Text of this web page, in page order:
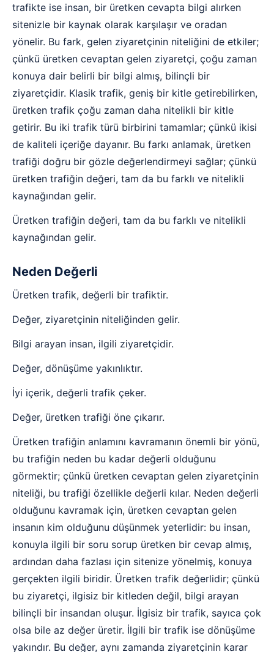
trafikte ise insan, bir üretken cevapta bilgi alırken
sitenizle bir kaynak olarak karşılaşır ve oradan
yönelir. Bu fark, gelen ziyaretçinin niteliğini de etkiler;
çünkü üretken cevaptan gelen ziyaretçi, çoğu zaman
konuya dair belirli bir bilgi almış, bilinçli bir
ziyaretçidir. Klasik trafik, geniş bir kitle getirebilirken,
üretken trafik çoğu zaman daha nitelikli bir kitle
getirir. Bu iki trafik türü birbirini tamamlar; çünkü ikisi
de kaliteli içeriğe dayanır. Bu farkı anlamak, üretken
trafiği doğru bir gözle değerlendirmeyi sağlar; çünkü
üretken trafiğin değeri, tam da bu farklı ve nitelikli
kaynağından gelir.
Üretken trafiğin değeri, tam da bu farklı ve nitelikli
kaynağından gelir.
Neden Değerli
Üretken trafik, değerli bir trafiktir.
Değer, ziyaretçinin niteliğinden gelir.
Bilgi arayan insan, ilgili ziyaretçidir.
Değer, dönüşüme yakınlıktır.
İyi içerik, değerli trafik çeker.
Değer, üretken trafiği öne çıkarır.
Üretken trafiğin anlamını kavramanın önemli bir yönü,
bu trafiğin neden bu kadar değerli olduğunu
görmektir; çünkü üretken cevaptan gelen ziyaretçinin
niteliği, bu trafiği özellikle değerli kılar. Neden değerli
olduğunu kavramak için, üretken cevaptan gelen
insanın kim olduğunu düşünmek yeterlidir: bu insan,
konuyla ilgili bir soru sorup üretken bir cevap almış,
ardından daha fazlası için sitenize yönelmiş, konuya
gerçekten ilgili biridir. Üretken trafik değerlidir; çünkü
bu ziyaretçi, ilgisiz bir kitleden değil, bilgi arayan
bilinçli bir insandan oluşur. İlgisiz bir trafik, sayıca çok
olsa bile az değer üretir. İlgili bir trafik ise dönüşüme
yakındır. Bu değer, aynı zamanda ziyaretçinin karar